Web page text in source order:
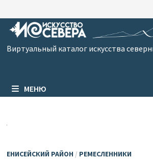
к
содержимому
Виртуальный каталог искусства
МЕНЮ
ЕНИСЕЙСКИЙ РАЙОН / РЕМЕСЛЕННИКИ